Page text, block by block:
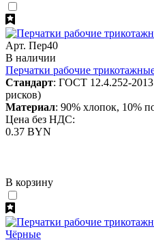
Арт. Пер40
В наличии
Перчатки рабочие
Стандарт: ГОСТ 12.4.252-
рисков)
Материал: 90% хлопок, 10%
Цена без НДС:
0.37 BYN
В корзину